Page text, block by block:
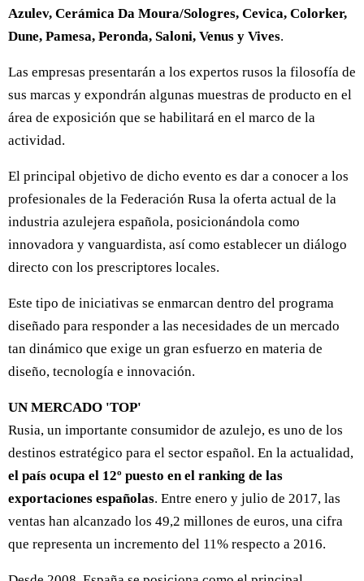
Azulev, Cerámica Da Moura/Sologres, Cevica, Colorker,
Dune, Pamesa, Peronda, Saloni, Venus y Vives.
Las empresas presentarán a los expertos rusos la filosofía de
sus marcas y expondrán algunas muestras de producto en el
área de exposición que se habilitará en el marco de la
actividad.
El principal objetivo de dicho evento es dar a conocer a los
profesionales de la Federación Rusa la oferta actual de la
industria azulejera española, posicionándola como
innovadora y vanguardista, así como establecer un diálogo
directo con los prescriptores locales.
Este tipo de iniciativas se enmarcan dentro del programa
diseñado para responder a las necesidades de un mercado
tan dinámico que exige un gran esfuerzo en materia de
diseño, tecnología e innovación.
UN MERCADO 'TOP'
Rusia, un importante consumidor de azulejo, es uno de los
destinos estratégico para el sector español. En la actualidad,
el país ocupa el 12º puesto en el ranking de las
exportaciones españolas. Entre enero y julio de 2017, las
ventas han alcanzado los 49,2 millones de euros, una cifra
que representa un incremento del 11% respecto a 2016.